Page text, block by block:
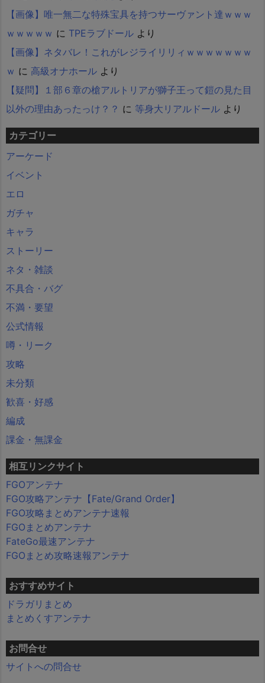
【画像】唯一無二な特殊宝具を持つサーヴァント達ｗｗｗ
ｗｗｗｗｗ に TPEラブドール より
【画像】ネタバレ！これがレジライリリィｗｗｗｗｗｗｗ
ｗ に 高級オナホール より
【疑問】１部６章の槍アルトリアが獅子王って鎧の見た目
以外の理由あったっけ？？ に 等身大リアルドール より
カテゴリー
アーケード
イベント
エロ
ガチャ
キャラ
ストーリー
ネタ・雑談
不具合・バグ
不満・要望
公式情報
噂・リーク
攻略
未分類
歓喜・好感
編成
課金・無課金
相互リンクサイト
FGOアンテナ
FGO攻略アンテナ【Fate/Grand Order】
FGO攻略まとめアンテナ速報
FGOまとめアンテナ
FateGo最速アンテナ
FGOまとめ攻略速報アンテナ
おすすめサイト
ドラガリまとめ
まとめくすアンテナ
お問合せ
サイトへの問合せ